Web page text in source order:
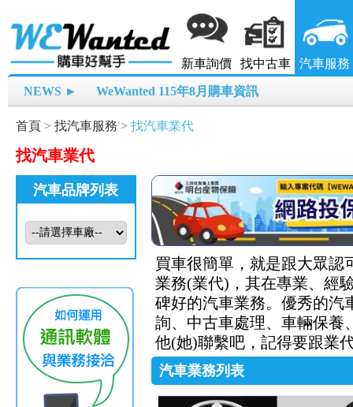
新車詢價 找中古車 汽車服務
NEWS ► WeWanted 115年8月購車資訊
首頁 > 找汽車服務 > 找汽車業代
找汽車業代
汽車品牌列表
買車很簡單，就是跟大眾認
業務(業代)，其在專業、經
碑好的汽車業務。優秀的汽
詢、中古車處理、車輛保養
他(她)聯繫吧，記得要跟業
汽車業務列表